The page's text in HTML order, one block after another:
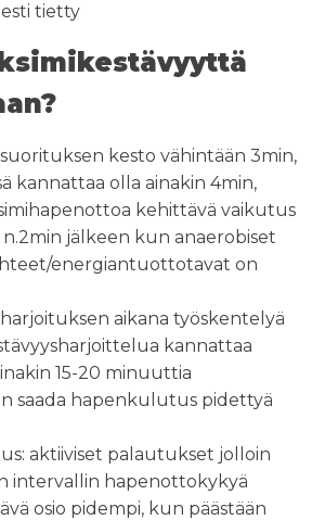
tietty
kesto vähintään 3min,
kannattaa olla ainakin 4min,
kehittävä vaikutus
n.2min jälkeen kun anaerobiset
energiantuottotavat on
aikana työskentelyä
kannattaa
15-20 minuuttia
saada hapenkulutus pidettyä
aktiiviset palautukset jolloin
intervallin hapenottokykyä
osio pidempi, kun päästään